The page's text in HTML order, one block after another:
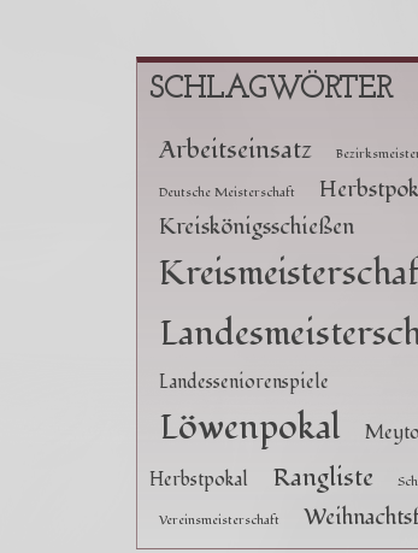
SCHLAGWÖRTER
Arbeitseinsatz
Deutsche Meisterschaft
Kreiskönigsschießen
Landesseniorenspiele
Löwenpokal
Herbstpokal
Rangliste
Vereinsmeisterschaft